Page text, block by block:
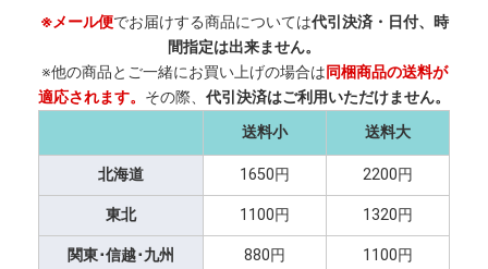
※メール便でお届けする商品については代引決済・日付、時
間指定は出来ません。
※他の商品とご一緒にお買い上げの場合は同梱商品の送料が
適応されます。 その際、 代引決済はご利用いただけません。
送料小
送料大
北海道 1650円 2200円
東北 1100円 1320円
関東･信越･九州 880円 1100円